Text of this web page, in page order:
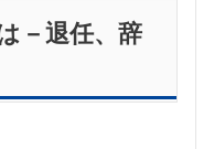
－退任、辞